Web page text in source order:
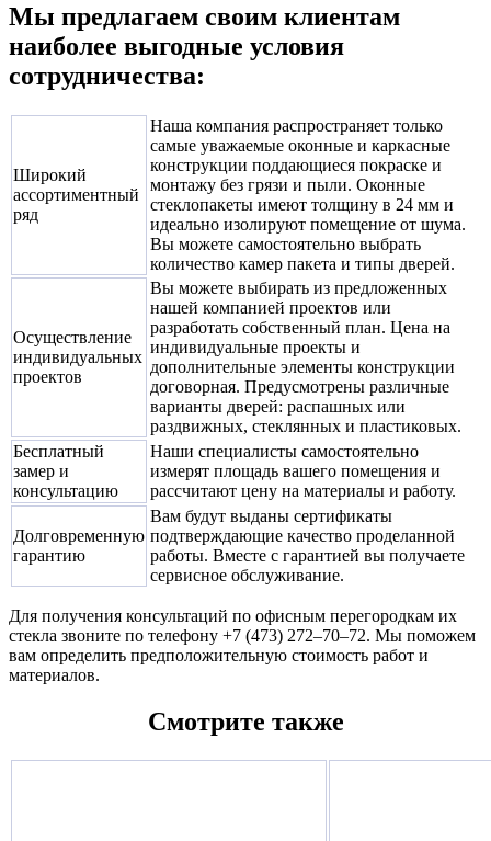
Мы предлагаем своим клиентам
наиболее выгодные условия
сотрудничества:
Широкий
ассортиментный
ряд
Наша компания распространяет только
самые уважаемые оконные и каркасные
конструкции поддающиеся покраске и
монтажу без грязи и пыли. Оконные
стеклопакеты имеют толщину в 24 мм и
идеально изолируют помещение от шума.
Вы можете самостоятельно выбрать
количество камер пакета и типы дверей.
Осуществление
индивидуальных
проектов
Вы можете выбирать из предложенных
нашей компанией проектов или
разработать собственный план. Цена на
индивидуальные проекты и
дополнительные элементы конструкции
договорная. Предусмотрены различные
варианты дверей: распашных или
раздвижных, стеклянных и пластиковых.
Бесплатный
замер и
консультацию
Наши специалисты самостоятельно
измерят площадь вашего помещения и
рассчитают цену на материалы и работу.
Долговременную
гарантию
Вам будут выданы сертификаты
подтверждающие качество проделанной
работы. Вместе с гарантией вы получаете
сервисное обслуживание.
Для получения консультаций по офисным перегородкам их
стекла звоните по телефону +7 (473) 272–70–72. Мы поможем
вам определить предположительную стоимость работ и
материалов.
Смотрите также